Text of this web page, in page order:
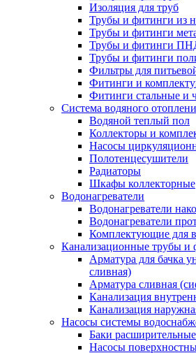
Изоляция для труб
Трубы и фитинги из
Трубы и фитинги
Трубы и фитинги
Трубы и фитинги
Фильтры для
Фитинги и
Фитинги стальные и
Система водяного
Водяной теплый пол
Коллекторы и
Насосы
Полотенцесушители
Радиаторы
Шкафы коллекторные
Водонагреватели
Водонагреватели
Водонагреватели
Комплектующие для
Канализационные трубы и
Арматура для бачка
сливная)
Арматура сливная
Канализация
Канализация
Насосы системы
Баки
Насосы